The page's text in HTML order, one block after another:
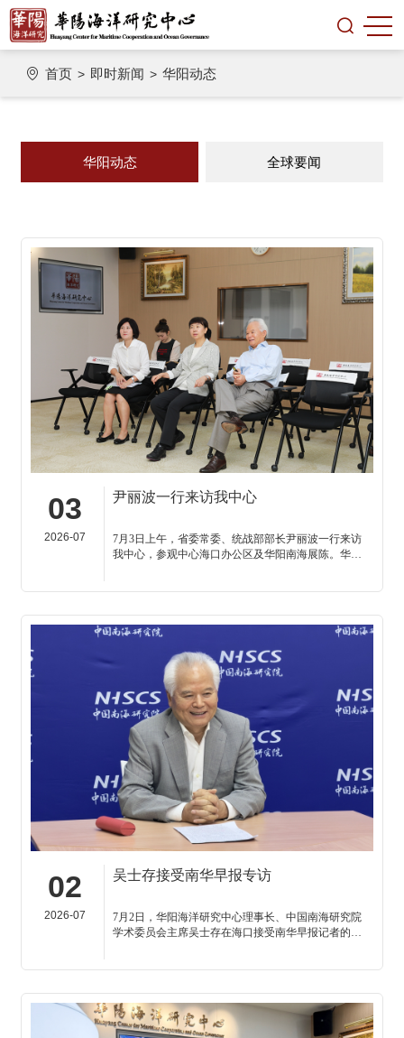
首页 > 即时新闻 > 华阳动态
华阳动态 全球要闻
03
2026-07
尹丽波一行来访我中心
7月3日上午，省委常委、统战部部长尹丽波一行来访
我中心，参观中心海口办公区及华阳南海展陈。华阳
02
2026-07
吴士存接受南华早报专访
7月2日，华阳海洋研究中心理事长、中国南海研究院
学术委员会主席吴士存在海口接受南华早报记者的视